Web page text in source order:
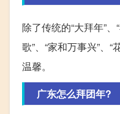
除了传统的“大拜年”、
歌”、“家和万事兴”、
温馨。
广东怎么拜团年?